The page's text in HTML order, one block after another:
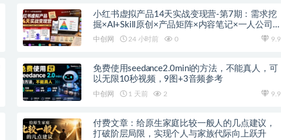
小红书虚拟产品14天实战变现营-第7期：需求挖
掘×AI+Skill原创×产品矩阵×内容笔记×一人公司
进阶×全链路
中创网 24 小时前 0 9.9
免费使用seedance2.0mini的方法，不能真人，可
以无限10秒视频，9图+3音频参考
中创网 1 天前 2 9.9
付费文章：给原生家庭比较一般人的几点建议，
打破阶层局限，实现个人与家族代际向上跃升